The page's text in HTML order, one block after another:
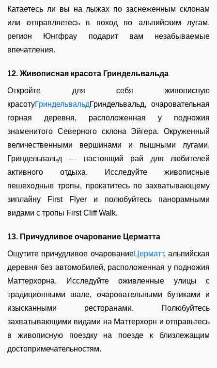
Катаетесь ли вы на лыжах по заснеженным склонам
или отправляетесь в поход по альпийским лугам,
регион Юнгфрау подарит вам незабываемые
впечатления.
12. Живописная красота Гриндельвальда
Откройте для себя живописную
красотуГриндельвальдГриндельвальд, очаровательная
горная деревня, расположенная у подножия
знаменитого Северного склона Эйгера. Окруженный
величественными вершинами и пышными лугами,
Гриндельвальд — настоящий рай для любителей
активного отдыха. Исследуйте живописные
пешеходные тропы, прокатитесь по захватывающему
зиплайну First Flyer и полюбуйтесь панорамными
видами с тропы First Cliff Walk.
13. Причудливое очарование Церматта
Ощутите причудливое очарованиеЦерматт, альпийская
деревня без автомобилей, расположенная у подножия
Маттерхорна. Исследуйте оживленные улицы с
традиционными шале, очаровательными бутиками и
изысканными ресторанами. Полюбуйтесь
захватывающими видами на Маттерхорн и отправьтесь
в живописную поездку на поезде к близлежащим
достопримечательностям.